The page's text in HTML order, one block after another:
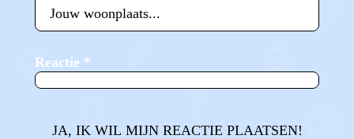
Reactie *
JA, IK WIL MIJN REACTIE PLAATSEN!